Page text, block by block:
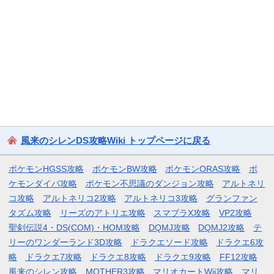
風来のシレンDS攻略Wiki トップページに戻る
ポケモンHGSS攻略 ポケモンBW攻略 ポケモンORAS攻略
ポ
ケモンダイパ攻略
ポケモン不思議のダンジョン攻略
アルトネリ
コ攻略
アルトネリコ2攻略 アルトネリコ3攻略
グランファン
タズム攻略
リーズのアトリエ攻略 スマブラX攻略
VP2攻略
聖剣伝説4・DS(COM)・HOM攻略
DQMJ攻略 DQMJ2攻略
テ
リーのワンダーランド3D攻略
ドラクエソード攻略
ドラクエ6攻
略
ドラクエ7攻略 ドラクエ8攻略 ドラクエ9攻略
FF12攻略
風来のシレン攻略
MOTHER3攻略 マリオカートWii攻略 マリ